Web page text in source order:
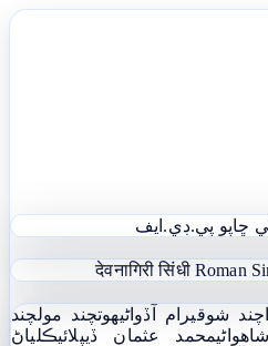
ڇاپو پي.ڊي.ايف
देवनागिरी सिंधी Roman
شوقيرام آڏواڻيھوتچند مولچند
محمد عثمان ڏيپلائيڪلياڻ